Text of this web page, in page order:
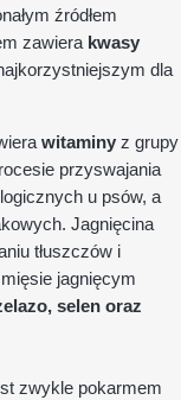
źródłem
zawiera kwasy
dla
witaminy z grupy
przyswajania
u psów, a
Jagnięcina
tłuszczów i
jagnięcym
selen oraz
zwykle pokarmem